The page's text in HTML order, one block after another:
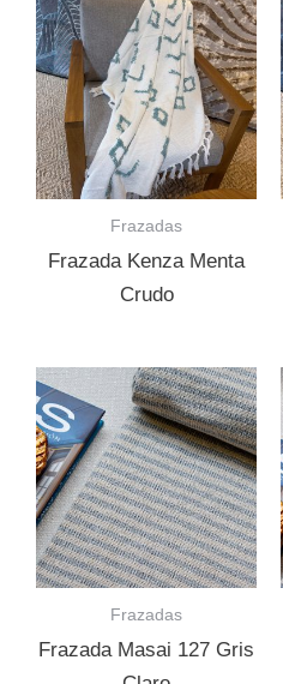
Frazadas
Frazada Kenza Menta
Crudo
Frazadas
Frazada Masai 127 Gris